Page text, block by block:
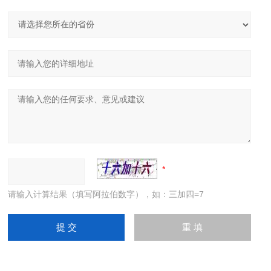
请输入计算结果（填写阿拉伯数字），如：三加四=7